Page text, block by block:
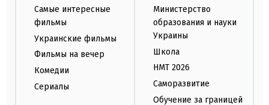
Самые интересные
фильмы
Украинские фильмы
Фильмы на вечер
Комедии
Сериалы
Министерство
образования и науки
Украины
Школа
НМТ 2026
Саморазвитие
Обучение за границей